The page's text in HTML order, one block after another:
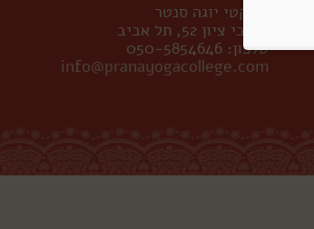
שאקטי יוגה סנטר
חובבי ציון 52, תל אביב
טלפון: 050-5854646
info@pranayogacollege.com